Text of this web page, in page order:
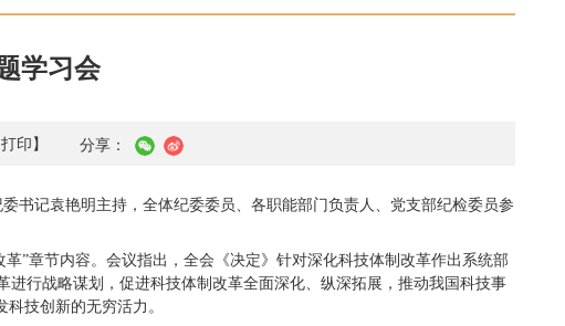
学习会
打印】 分享：
书记袁艳明主持，全体纪委委员、各职能部门负责人、党支部纪检委员参
”章节内容。会议指出，全会《决定》针对深化科技体制改革作出系统部
行战略谋划，促进科技体制改革全面深化、纵深拓展，推动我国科技事
技创新的无穷活力。